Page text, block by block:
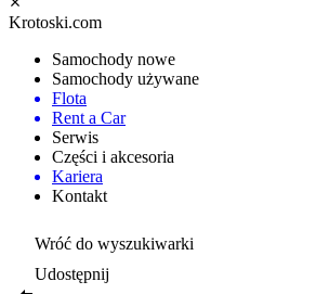
Krotoski.com
Samochody nowe
Samochody używane
Flota
Rent a Car
Serwis
Części i akcesoria
Kariera
Kontakt
Wróć do wyszukiwarki
Udostępnij